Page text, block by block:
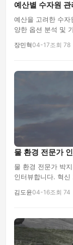
예산별 수자원
예산을 고려한 수
양한 옵션 분석 및
장민혁04-17조회 78
물 환경 전문가
물 환경 전문가 박
인터뷰합니다. 혁
김도윤04-16조회 74